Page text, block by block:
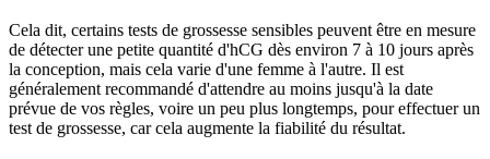
Cela dit, certains tests de grossesse sensibles peuvent être en mesure
de détecter une petite quantité d'hCG dès environ 7 à 10 jours après
la conception, mais cela varie d'une femme à l'autre. Il est
généralement recommandé d'attendre au moins jusqu'à la date
prévue de vos règles, voire un peu plus longtemps, pour effectuer un
test de grossesse, car cela augmente la fiabilité du résultat.